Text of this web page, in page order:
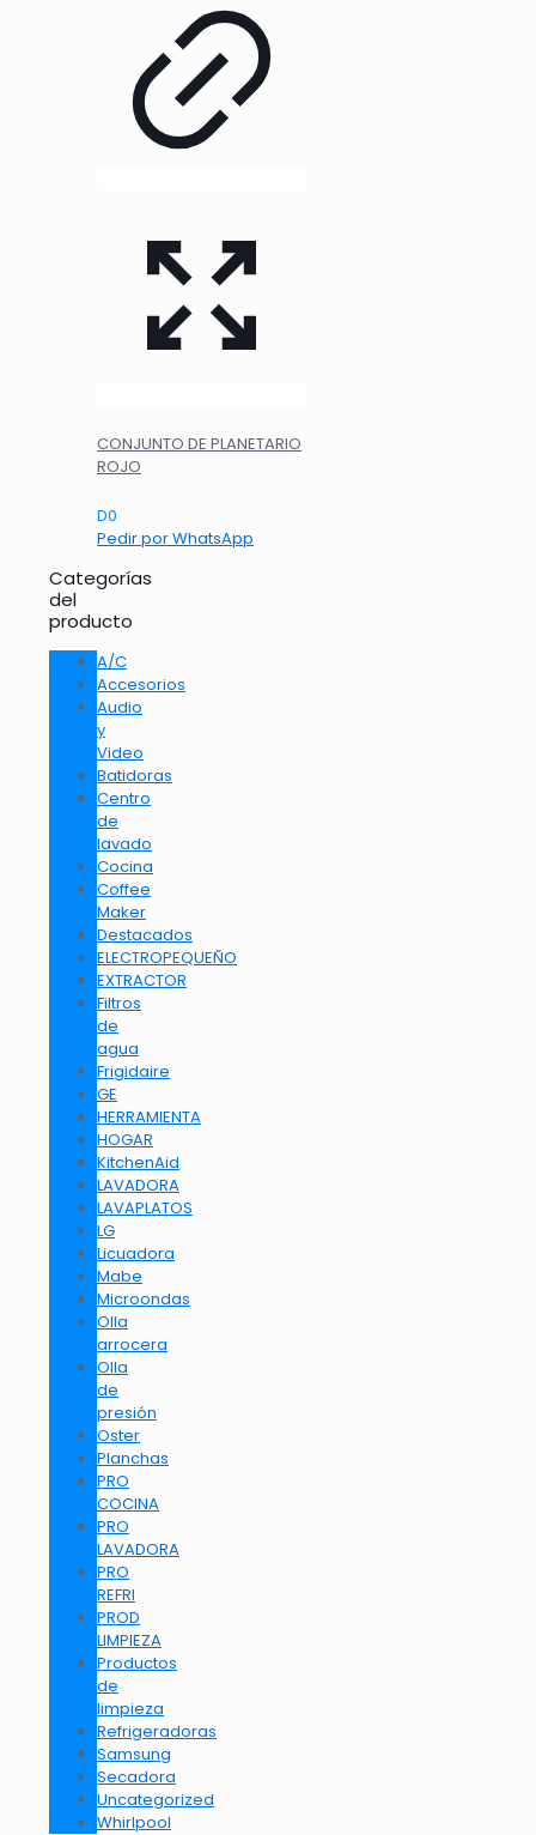
CONJUNTO DE PLANETARIO
ROJO
D0
Pedir por WhatsApp
Categorías
del
producto
A/C
Accesorios
Audio
y
Video
Batidoras
Centro
de
lavado
Cocina
Coffee
Maker
Destacados
ELECTROPEQUEÑO
EXTRACTOR
Filtros
de
agua
Frigidaire
GE
HERRAMIENTA
HOGAR
KitchenAid
LAVADORA
LAVAPLATOS
LG
Licuadora
Mabe
Microondas
Olla
arrocera
Olla
de
presión
Oster
Planchas
PRO
COCINA
PRO
LAVADORA
PRO
REFRI
PROD
LIMPIEZA
Productos
de
limpieza
Refrigeradoras
Samsung
Secadora
Uncategorized
Whirlpool